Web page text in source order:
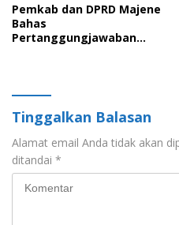
Pemkab dan DPRD Majene
Bahas
Pertanggungjawaban
Tinggalkan Balasan
Alamat email Anda tidak akan
ditandai *